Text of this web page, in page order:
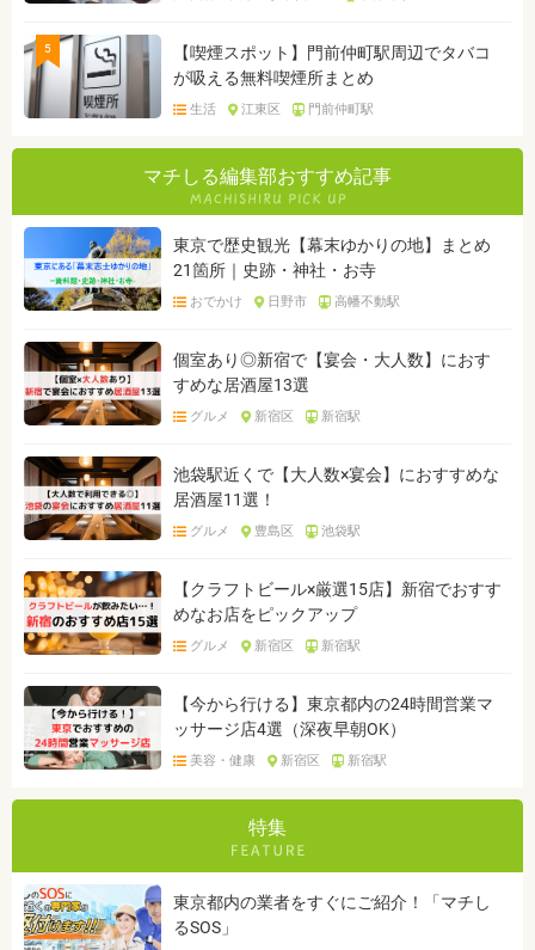
5
【喫煙スポット】門前仲町駅周辺でタバコ
が吸える無料喫煙所まとめ
生活 江東区 門前仲町駅
マチしる編集部おすすめ記事
東京で歴史観光【幕末ゆかりの地】まとめ
21箇所｜史跡・神社・お寺
おでかけ 日野市 高幡不動駅
個室あり◎新宿で【宴会・大人数】におす
すめな居酒屋13選
グルメ 新宿区 新宿駅
池袋駅近くで【大人数×宴会】におすすめな
居酒屋11選！
グルメ 豊島区 池袋駅
【クラフトビール×厳選15店】新宿でおすす
めなお店をピックアップ
グルメ 新宿区 新宿駅
【今から行ける】東京都内の24時間営業マ
ッサージ店4選（深夜早朝OK）
美容・健康 新宿区 新宿駅
特集
東京都内の業者をすぐにご紹介！「マチし
るSOS」